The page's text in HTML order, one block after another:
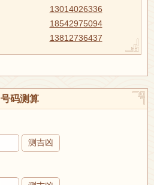
13014026336
18542975094
13812736437
号码测算
测吉凶